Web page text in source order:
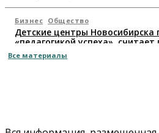
Бизнес Общество
Детские центры Новосибирска
«педагогикой успеха», считает
08 Августа 2026, 11:00
Все материалы